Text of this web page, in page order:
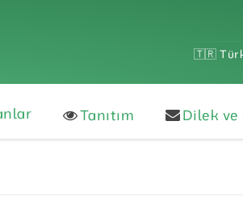
🇹🇷
Tanıtım Dilek ve